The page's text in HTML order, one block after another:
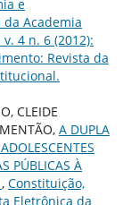
e
Academia
4 n. 6 (2012):
Revista da
CLEIDE
A DUPLA
PÚBLICAS À
, Constituição,
Eletrônica da